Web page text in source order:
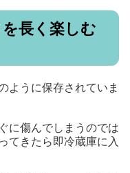
長く楽しむ
ように保存されていま
に傷んでしまうのでは
てきたら即冷蔵庫に入